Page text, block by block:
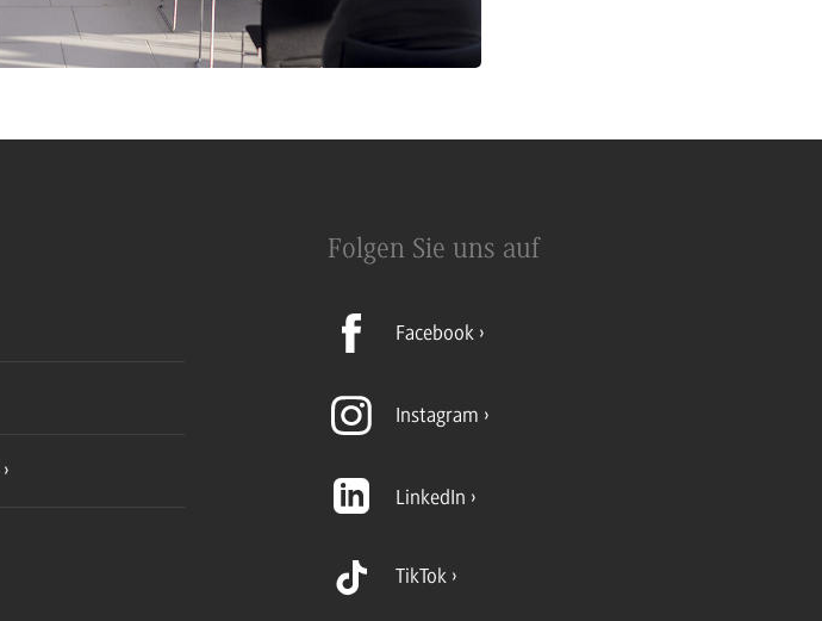
Folgen Sie uns auf
Facebook
Instagram
LinkedIn
TikTok